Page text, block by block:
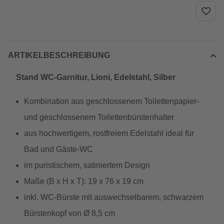
ARTIKELBESCHREIBUNG
Stand WC-Garnitur, Lioni, Edelstahl, Silber
Kombination aus geschlossenem Toilettenpapier-
und geschlossenem Toilettenbürstenhalter
aus hochwertigem, rostfreiem Edelstahl ideal für
Bad und Gäste-WC
im puristischem, satiniertem Design
Maße (B x H x T): 19 x 76 x 19 cm
inkl. WC-Bürste mit auswechselbarem, schwarzem
Bürstenkopf von Ø 8,5 cm